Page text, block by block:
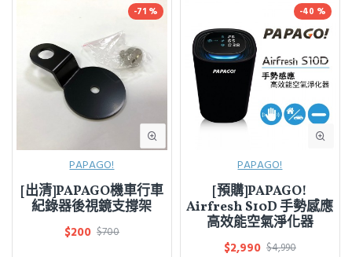
-71 %
PAPAGO!
[出清]PAPAGO機車行車
紀錄器後視鏡支撐架
$200 $700
-40 %
PAPAGO!
[預購]PAPAGO!
Airfresh S10D 手勢感應
高效能空氣淨化器
$2,990 $4,990